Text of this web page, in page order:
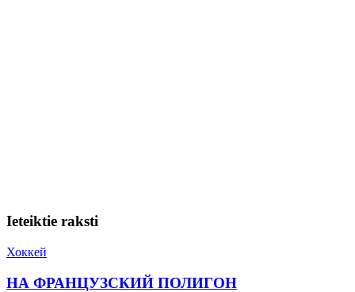
Ieteiktie raksti
Хоккей
НА ФРАНЦУЗСКИЙ ПОЛИГОН